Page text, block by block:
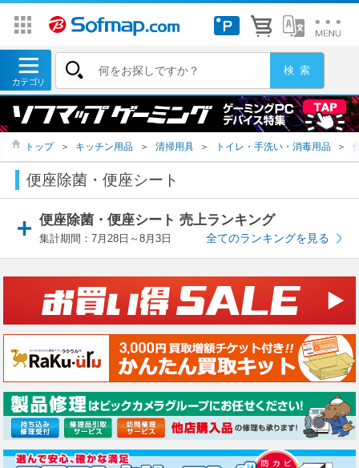
トップ ＞ キッチン用品 ＞ 清掃用具 ＞ トイレ・手洗い・消毒用品 ＞
便座除菌・便座シート
便座除菌・便座シート 売上ランキング
集計期間：7月28日～8月3日 全てのランキングを見る